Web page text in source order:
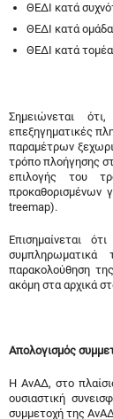
ΘΕΔΙ κατά
ΘΕΔΙ κατά
ΘΕΔΙ κατά
Σημειώνεται
επεξηγηματικές
παραμέτρων
τρόπο πλοήγησης
επιλογής του
προκαθορισμένων
treemap).
Επισημαίνεται
παρακολούθηση
ακόμη στα αρχικά
Απολογισμός
Η ΑνΑΔ, στο
ουσιαστική
συμμετοχή της